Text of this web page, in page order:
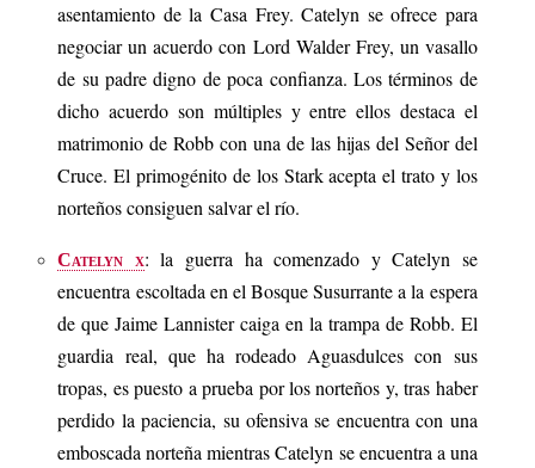
asentamiento de la Casa Frey. Catelyn se ofrece para
negociar un acuerdo con Lord Walder Frey, un vasallo
de su padre digno de poca confianza. Los términos de
dicho acuerdo son múltiples y entre ellos destaca el
matrimonio de Robb con una de las hijas del Señor del
Cruce. El primogénito de los Stark acepta el trato y los
norteños consiguen salvar el río.
Catelyn x: la guerra ha comenzado y Catelyn se
encuentra escoltada en el Bosque Susurrante a la espera
de que Jaime Lannister caiga en la trampa de Robb. El
guardia real, que ha rodeado Aguasdulces con sus
tropas, es puesto a prueba por los norteños y, tras haber
perdido la paciencia, su ofensiva se encuentra con una
emboscada norteña mientras Catelyn se encuentra a una